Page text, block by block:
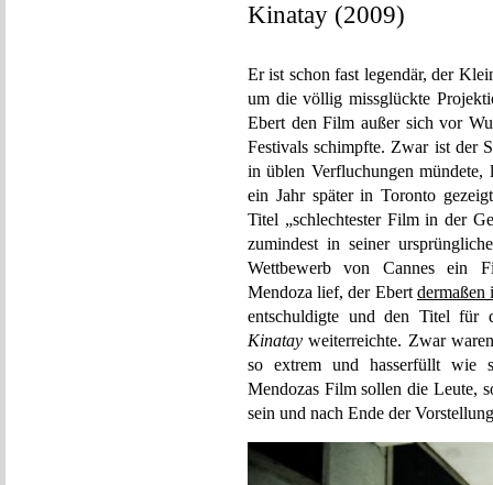
Kinatay (2009)
Er ist schon fast legendär, der
um die völlig missglückte
Ebert den Film außer sich vor
Festivals schimpfte. Zwar ist der
in üblen Verfluchungen
ein Jahr später in Toronto
Titel „schlechtester Film in der
zumindest in seiner
Wettbewerb von Cannes ein
Mendoza lief, der Ebert dermaßen
entschuldigte und den Titel für
Kinatay weiterreichte. Zwar
so extrem und hasserfüllt wie
Mendozas Film sollen die Leute,
sein und nach Ende der